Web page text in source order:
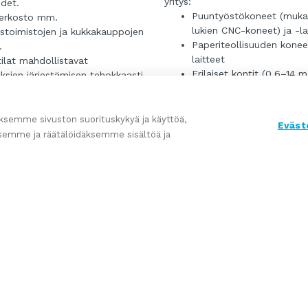
mm.
ja kukkakauppojen
mahdollistavat
järjestämisen tehokkaasti
on perinteikäs ruuanvalmistus
omalla
Puuntyöstökoneet
lukien CNC-koneet) ja -
Paperiteollisuuden
laitteet
Erilaiset kontit (0,6–14
...
sivuston suorituskykyä ja käyttöä,
ja räätälöidäksemme sisältöä ja